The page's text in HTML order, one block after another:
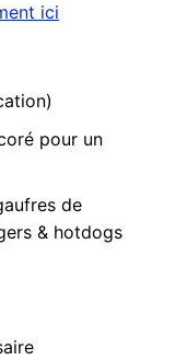
ici
pour un
de
& hotdogs